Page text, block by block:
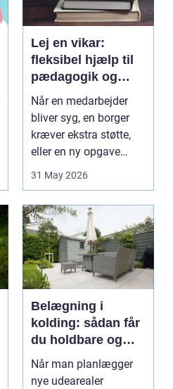
Lej en vikar:
fleksibel hjælp til
pædagogik og
sundhed
Når en medarbejder
bliver syg, en borger
kræver ekstra støtte,
eller en ny opgave
opstår fra dag til...
31 May 2026
Belægning i
kolding: sådan får
du holdbare og
flotte udearealer
Når man planlægger
nye udearealer